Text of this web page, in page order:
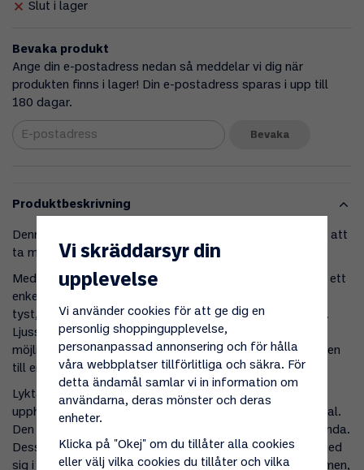
Slut i lager
Bevaka produkt
Ange din e-postadress nedan så meddelar vi dig när
produkten finns i lager! Din e-postadress sparas i upp till
180 dagar.
Bevaka
Produktbeskrivning
Denna lykta är både robust och lätt, vilket gör den enkel att
ta med sig på resan.
Med en inbyggd Piezo-tändare kan du tända lyktan med ett
enkelt knapptryck. Brännaren är designad för att brinna
tyst, så att du kan njuta av naturens ljud utan störningar.
Ljusstyrkan kan justeras med ett vred, vilket ger dig
möjlighet att anpassa ljuset efter behov – från starkt sken
till en mer dämpad, mysig belysning.
Lyktan levereras med en glödstrumpa,
upphängningsanordning och ett stöttåligt hårdplastfodral.
Den fästs direkt på gasbehållaren och är enkel att använda.
Dess kompakta och lätta design gör den lätt att bära med
sig i ryggsäcken. Ljusstyrkan kan justeras upp till 360 lumen,
Vi skräddarsyr din
upplevelse
Vi använder cookies för att ge dig en
personlig shoppingupplevelse,
personanpassad annonsering och för hålla
våra webbplatser tillförlitliga och säkra. För
detta ändamål samlar vi in information om
användarna, deras mönster och deras
enheter.
Klicka på "Okej" om du tillåter alla cookies
eller välj vilka cookies du tillåter och vilka